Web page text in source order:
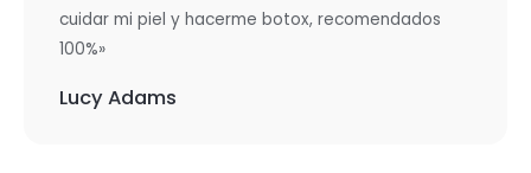
cuidar mi piel y hacerme botox, recomendados
100%»
Lucy Adams